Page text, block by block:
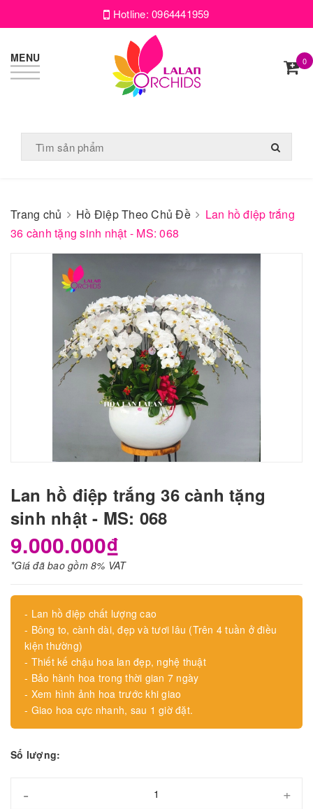
Hotline:0964441959
MENU 0
Trang chủ Hồ Điệp Theo Chủ Đề
Lan hồ điệp trắng
36 cành tặng sinh nhật - MS: 068
Lan hồ điệp trắng 36 cành tặng
sinh nhật - MS: 068
9.000.000₫
*Giá đã bao gồm 8% VAT
- Lan hồ điệp chất lượng cao
- Bông to, cành dài, đẹp và tươi lâu (Trên 4 tuần ở điều
kiện thường)
- Thiết kế chậu hoa lan đẹp, nghệ thuật
- Bảo hành hoa trong thời gian 7 ngày
- Xem hình ảnh hoa trước khi giao
- Giao hoa cực nhanh, sau 1 giờ đặt.
Số lượng:
- +